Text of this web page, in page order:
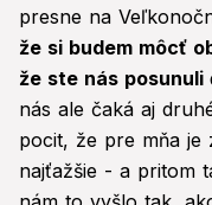
presne na
že si budem môcť
že ste nás posunuli
nás ale čaká aj
pocit, že pre mňa je
najťažšie - a pritom